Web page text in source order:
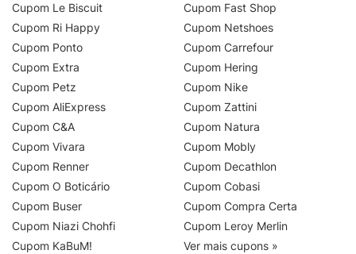
Cupom Le Biscuit
Cupom Ri Happy
Cupom Ponto
Cupom Extra
Cupom Petz
Cupom AliExpress
Cupom C&A
Cupom Vivara
Cupom Renner
Cupom O Boticário
Cupom Buser
Cupom Niazi Chohfi
Cupom KaBuM!
Cupom Fast Shop
Cupom Netshoes
Cupom Carrefour
Cupom Hering
Cupom Nike
Cupom Zattini
Cupom Natura
Cupom Mobly
Cupom Decathlon
Cupom Cobasi
Cupom Compra Certa
Cupom Leroy Merlin
Ver mais cupons »